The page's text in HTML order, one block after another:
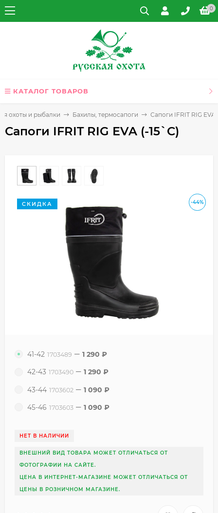
0
КАТАЛОГ ТОВАРОВ
охоты и рыбалки Бахилы, термосапоги Сапоги IFRIT RIG EVA
Сапоги IFRIT RIG EVA (-15`C)
-44%
СКИДКА
41-42 1703489 1 290 ₽
42-43 1703490 1 290 ₽
43-44 1703602 1 090 ₽
45-46 1703603 1 090 ₽
НЕТ В НАЛИЧИИ
ВНЕШНИЙ ВИД ТОВАРА МОЖЕТ ОТЛИЧАТЬСЯ ОТ
ФОТОГРАФИИ НА САЙТЕ.
ЦЕНА В ИНТЕРНЕТ-МАГАЗИНЕ МОЖЕТ ОТЛИЧАТЬСЯ ОТ
ЦЕНЫ В РОЗНИЧНОМ МАГАЗИНЕ.